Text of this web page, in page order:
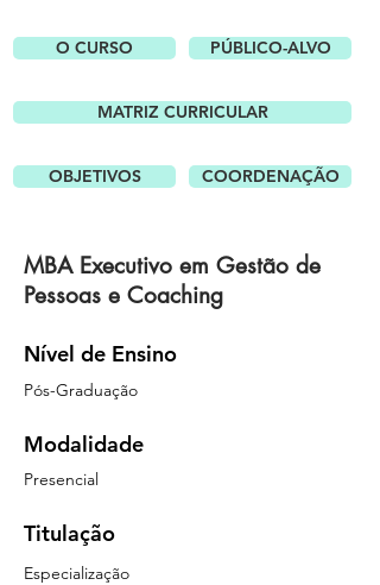
O CURSO PÚBLICO-ALVO
MATRIZ CURRICULAR
OBJETIVOS COORDENAÇÃO
MBA Executivo em Gestão de
Pessoas e Coaching
Nível de Ensino
Pós-Graduação
Modalidade
Presencial
Titulação
Especialização